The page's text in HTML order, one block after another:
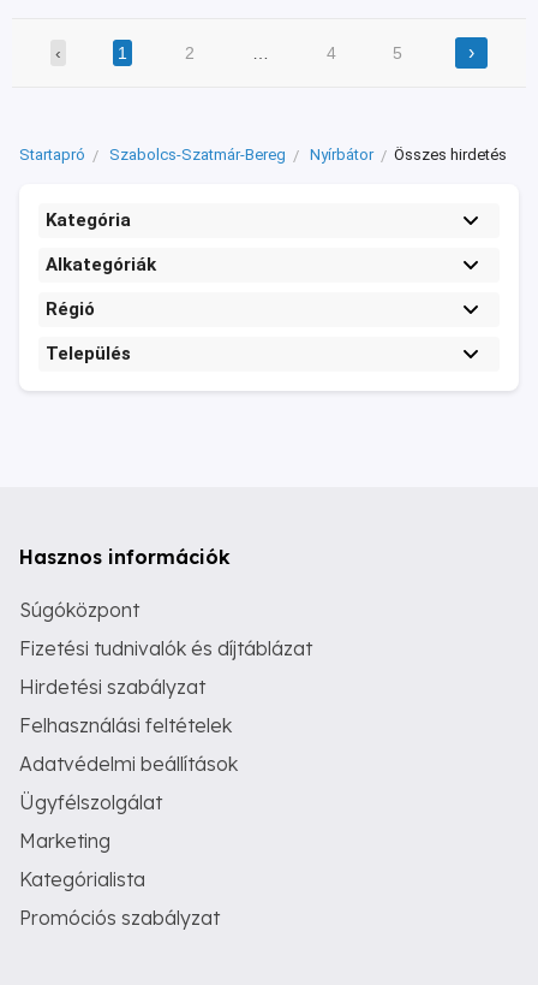
‹ 1 2 4 5 ›
Startapró Szabolcs-Szatmár-Bereg Nyírbátor Összes hirdetés
Kategória
Alkategóriák
Régió
Település
Hasznos információk
Súgóközpont
Fizetési tudnivalók és díjtáblázat
Hirdetési szabályzat
Felhasználási feltételek
Adatvédelmi beállítások
Ügyfélszolgálat
Marketing
Kategórialista
Promóciós szabályzat